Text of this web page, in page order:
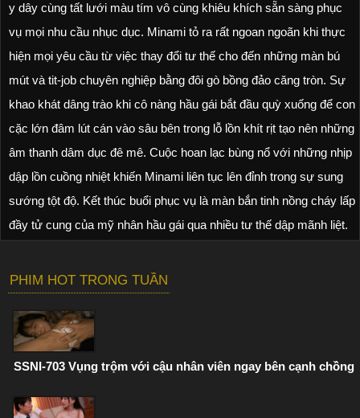
y dây cùng tất lưới màu tím vô cùng khiêu khích sẵn sàng phục
vụ mọi nhu cầu nhục dục. Minami tỏ ra rất ngoan ngoãn khi thực
hiện mọi yêu cầu từ việc thay đổi tư thế cho đến những màn bú
mút và tit-job chuyên nghiệp bằng đôi gò bồng đảo căng tròn. Sự
khao khát dâng trào khi cô nàng hầu gái bắt đầu quỳ xuống để con
cặc lớn đâm lút cán vào sâu bên trong lỗ lồn khít rịt tạo nên những
âm thanh dâm dục đê mê. Cuộc hoan lạc bùng nổ với những nhịp
dập lồn cuồng nhiệt khiến Minami liên tục lên đỉnh trong sự sung
sướng tột độ. Kết thúc buổi phục vụ là màn bắn tinh nồng cháy lấp
đầy tử cung của mỹ nhân hầu gái qua nhiều tư thế dập mãnh liệt.
PHIM HOT TRONG TUẦN
SSNI-703 Vụng trộm với cậu nhân viên ngay bên cạnh chồng